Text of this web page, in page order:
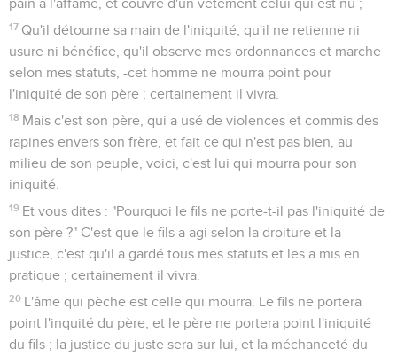
pain à l'affamé, et couvre d'un vêtement celui qui est nu ;
17 Qu'il détourne sa main de l'iniquité, qu'il ne retienne ni
usure ni bénéfice, qu'il observe mes ordonnances et marche
selon mes statuts, -cet homme ne mourra point pour
l'iniquité de son père ; certainement il vivra.
18 Mais c'est son père, qui a usé de violences et commis des
rapines envers son frère, et fait ce qui n'est pas bien, au
milieu de son peuple, voici, c'est lui qui mourra pour son
iniquité.
19 Et vous dites : "Pourquoi le fils ne porte-t-il pas l'iniquité de
son père ?" C'est que le fils a agi selon la droiture et la
justice, c'est qu'il a gardé tous mes statuts et les a mis en
pratique ; certainement il vivra.
20 L'âme qui pèche est celle qui mourra. Le fils ne portera
point l'inquité du père, et le père ne portera point l'iniquité
du fils ; la justice du juste sera sur lui, et la méchanceté du